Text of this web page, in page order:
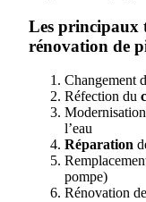
Les principaux
rénovation de
Changement
Réfection du
l’eau
Réparation
pompe)
Rénovation